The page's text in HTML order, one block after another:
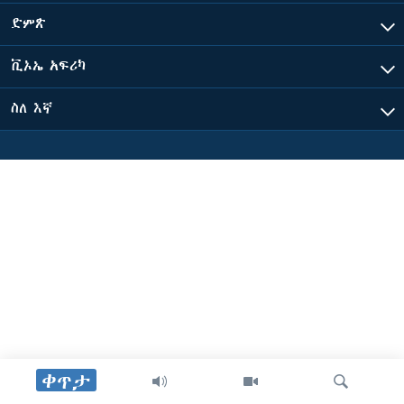
ቋንቋዎች
ቀጥታ
ድምጽ
ቪኦኤ አፍሪካ
ስለ እኛ